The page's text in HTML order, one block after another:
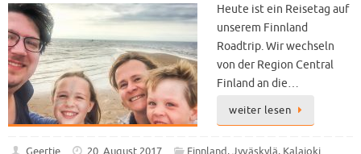
Heute ist ein Reisetag auf
unserem Finnland
Roadtrip. Wir wechseln
von der Region Central
Finland an die…
weiter lesen